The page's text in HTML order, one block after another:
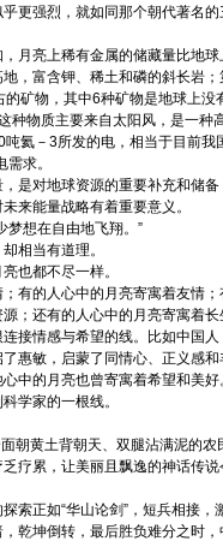
更强烈，就如同那个朝代著名的
月亮上稀有金属的储藏量比地
，富含钾、稀土和磷的斜长岩
矿物，其中6种矿物是地球上没
种物质主要来自太阳风，是一种
氦－3所发的电，相当于目前
求。
是对地球资源的重要补充和储
来能量战略有着重要意义。
想在自由地飞翔。”
相当有道理。
也都不尽一样。
有的人心中的月亮寄寓着友情
源；还有的人心中的月亮寄寓着
接情感与希望的线。比如中国
惠敏，启蒙了同情心、正义感
中的月亮也曾寄寓着希望和美
学家的一根线。
朝黄土背朝天、双腿沾满泥的
疗累，让美丽且飘逸的神话传
索正如“华山论剑”，短兵相接，
乾坤倒转，最后胜负难分之时